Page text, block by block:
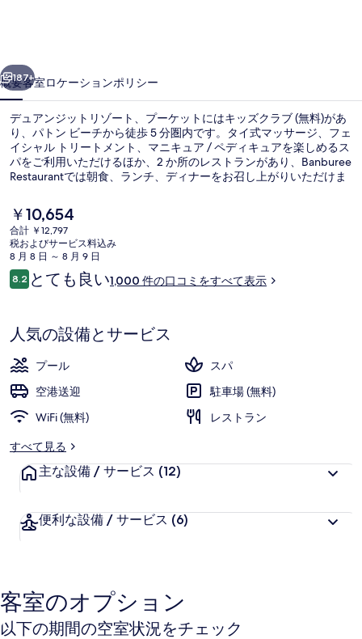
リ
ゾ
ー
ト、
プ
ー
ケ
ッ
ト
写
真
ギ
ャ
ラ
次へ
187+
概要客室ロケーションポリシー
デュアンジットリゾート、プーケットにはキッズクラブ (無料)があ
り、パトン ビーチから徒歩 5 分圏内です。タイ式マッサージ、フェ
イシャル トリートメント、マニキュア / ペディキュアを楽しめるス
パをご利用いただけるほか、2 か所のレストランがあり、Banburee
Restaurantでは朝食、ランチ、ディナーをお召し上がりいただけま
ー / ラウンジ、およびフィットネスセンターがあります。旅行者は
親切なスタッフを高く評価しています。
現
在
の
料
金
は
す
￥10,654
合計 ￥12,797
税およびサービス料込み
8 月 8 日 ～ 8 月 9 日
口
コ
8.210段階中8.2
とても良い1,000 件の口コミをすべて表示
人気の設備とサービス
プール
スパ
空港送迎
駐車場 (無料)
WiFi (無料)
レストラン
すべて見る
主な設備 / サービス (12)
便利な設備 / サービス (6)
客室のオプション
以下の期間の空室状況をチェック